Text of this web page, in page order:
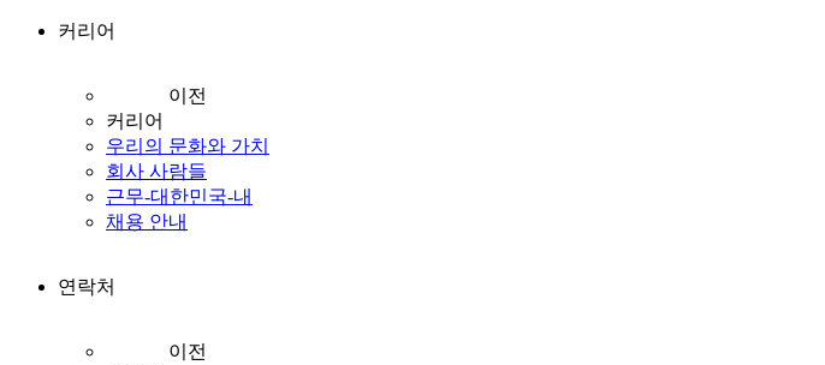
커리어
이전
커리어
우리의 문화와 가치
회사 사람들
근무-대한민국-내
채용 안내
연락처
이전